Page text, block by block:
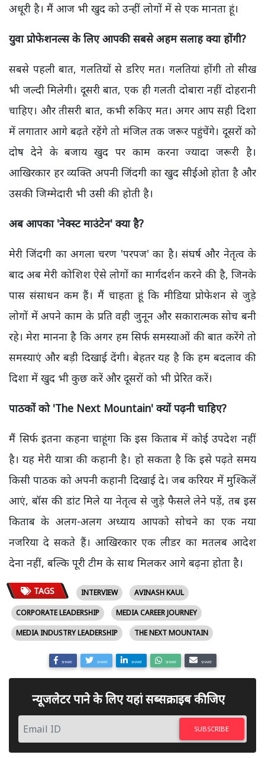
अधूरी है। मैं आज भी खुद को उन्हीं लोगों में से एक मानता हूं।
युवा प्रोफेशनल्स के लिए आपकी सबसे अहम सलाह क्या होंगी?
सबसे पहली बात, गलतियों से डरिए मत। गलतियां होंगी तो सीख
भी जल्दी मिलेगी। दूसरी बात, एक ही गलती दोबारा नहीं दोहरानी
चाहिए। और तीसरी बात, कभी रुकिए मत। अगर आप सही दिशा
में लगातार आगे बढ़ते रहेंगे तो मंजिल तक जरूर पहुंचेंगे। दूसरों को
दोष देने के बजाय खुद पर काम करना ज्यादा जरूरी है।
आखिरकार हर व्यक्ति अपनी जिंदगी का खुद सीईओ होता है और
उसकी जिम्मेदारी भी उसी की होती है।
अब आपका 'नेक्स्ट माउंटेन' क्या है?
मेरी जिंदगी का अगला चरण 'परपज' का है। संघर्ष और नेतृत्व के
बाद अब मेरी कोशिश ऐसे लोगों का मार्गदर्शन करने की है, जिनके
पास संसाधन कम हैं। मैं चाहता हूं कि मीडिया प्रोफेशन से जुड़े
लोगों में अपने काम के प्रति वही जुनून और सकारात्मक सोच बनी
रहे। मेरा मानना है कि अगर हम सिर्फ समस्याओं की बात करेंगे तो
समस्याएं और बड़ी दिखाई देंगी। बेहतर यह है कि हम बदलाव की
दिशा में खुद भी कुछ करें और दूसरों को भी प्रेरित करें।
पाठकों को 'The Next Mountain' क्यों पढ़नी चाहिए?
मैं सिर्फ इतना कहना चाहूंगा कि इस किताब में कोई उपदेश नहीं
है। यह मेरी यात्रा की कहानी है। हो सकता है कि इसे पढ़ते समय
किसी पाठक को अपनी कहानी दिखाई दे। जब करियर में मुश्किलें
आएं, बॉस की डांट मिले या नेतृत्व से जुड़े फैसले लेने पड़ें, तब इस
किताब के अलग-अलग अध्याय आपको सोचने का एक नया
नजरिया दे सकते हैं। आखिरकार एक लीडर का मतलब आदेश
देना नहीं, बल्कि पूरी टीम के साथ मिलकर आगे बढ़ना होता है।
TAGS INTERVIEW
AVINASH KAUL
CORPORATE LEADERSHIP
MEDIA CAREER JOURNEY
MEDIA INDUSTRY LEADERSHIP
THE NEXT MOUNTAIN
SHARE SHARE SHARE SHARE SHARE
न्यूजलेटर पाने के लिए यहां सब्सक्राइब कीजिए
SUBSCRIBE